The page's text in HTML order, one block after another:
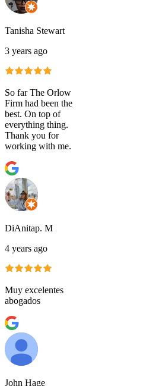
Tanisha Stewart
3 years ago
So far The Orlow
Firm had been the
best. On top of
everything thing.
Thank you for
working with me.
DiAnitap. M
4 years ago
Muy excelentes
abogados
John Hage